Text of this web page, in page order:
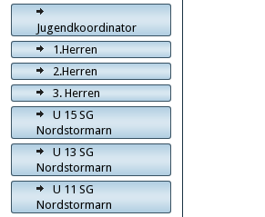
Jugendkoordinator
1.Herren
2.Herren
3. Herren
U 15 SG
Nordstormarn
U 13 SG
Nordstormarn
U 11 SG
Nordstormarn